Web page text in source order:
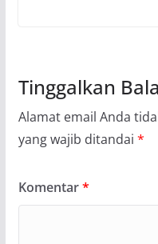
Tinggalkan
Alamat email Anda
yang wajib ditandai *
Komentar*